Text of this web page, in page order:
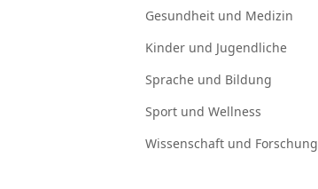
Gesundheit und Medizin
Kinder und Jugendliche
Sprache und Bildung
Sport und Wellness
Wissenschaft und Forschung